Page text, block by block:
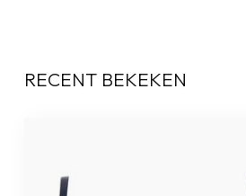
RECENT BEKEKEN